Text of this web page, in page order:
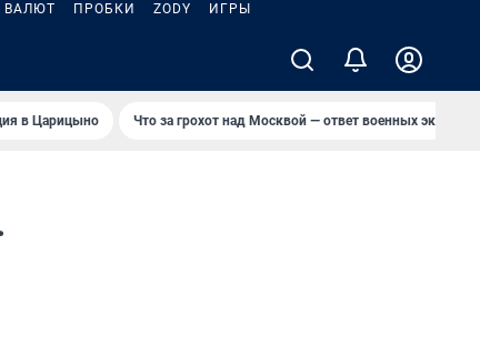
ВАЛЮТ ПРОБКИ ZODY ИГРЫ
в Царицыно Что за грохот над Москвой — ответ военных